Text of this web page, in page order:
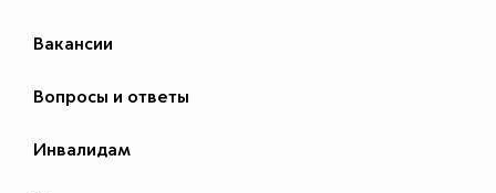
Вакансии
Вопросы и ответы
Инвалидам